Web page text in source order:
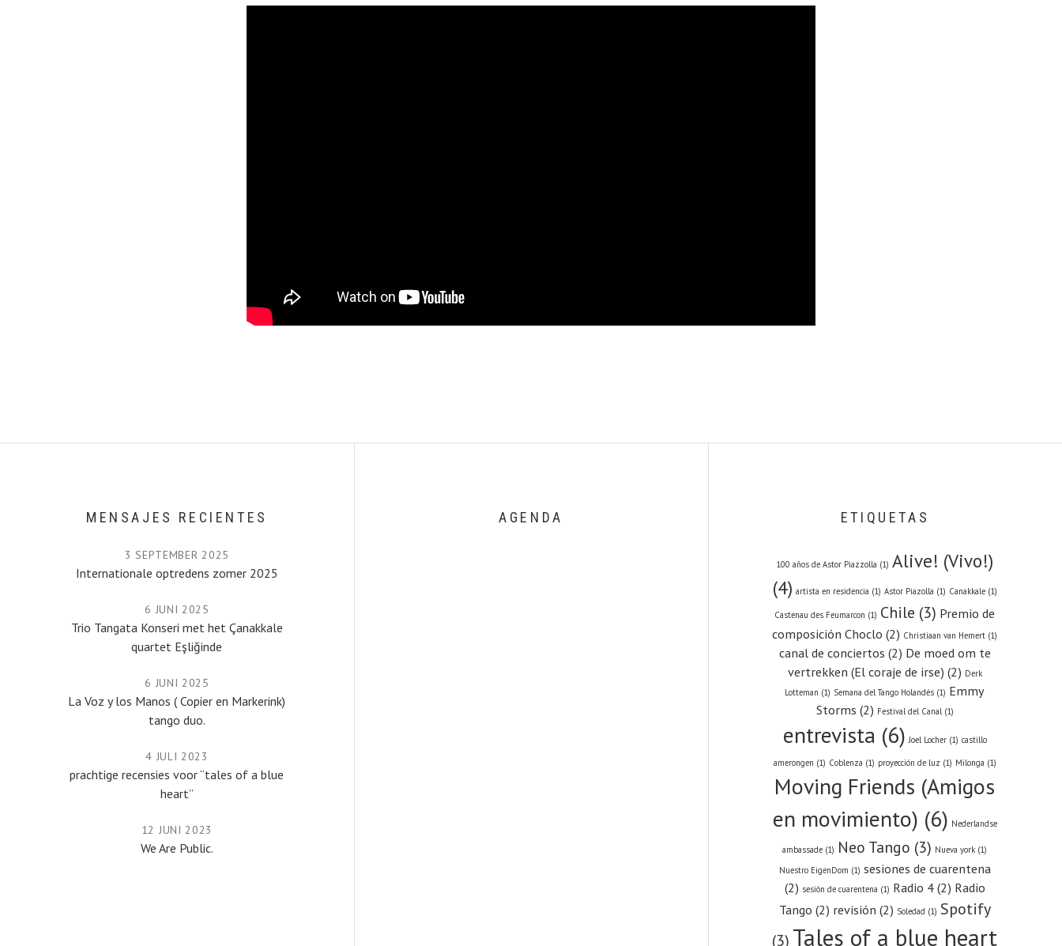
MENSAJES RECIENTES
Internationale optredens zomer 2025
3 SEPTEMBER 2025
Trio Tangata Konseri met het Çanakkale
quartet Eşliğinde
6 JUNI 2025
La Voz y los Manos ( Copier en Markerink)
tango duo.
6 JUNI 2025
prachtige recensies voor “tales of a blue
heart”
4 JULI 2023
We Are Public.
12 JUNI 2023
AGENDA ETIQUETAS
100 años de Astor Piazzolla (1) Alive! (Vivo!)
(4) artista en residencia (1) Astor Piazolla (1) Canakkale(1)
Castenau des Feumarcon (1) Chile (3) Premio de
composición Choclo (2) Christiaan van Hemert (1)
canal de conciertos (2) De moed om te
vertrekken (El coraje de irse) (2) Derk
Lotteman (1) Semana del Tango Holandés (1) Emmy
Storms (2) Festival del Canal(1)
entrevista (6) Joel Locher(1) castillo
amerongen (1) Coblenza (1) proyección de luz (1) Milonga (1)
Moving Friends (Amigos
en movimiento) (6) Nederlandse
ambassade (1) Neo Tango (3) Nueva york (1)
Nuestro EigenDom (1) sesiones de cuarentena
(2) sesión de cuarentena (1) Radio 4(2) Radio
Tango (2) revisión (2) Soledad (1) Spotify
(3) Tales of a blue heart